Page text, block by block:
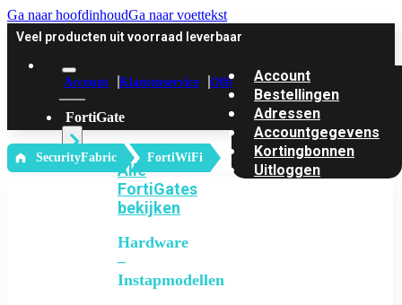
Ga naar hoofdinhoudGa naar voettekst
Veel producten uit voorraad leverbaar
Account Klantenservice Offerte
FortiGate
Alle
FortiGates
bekijken
Hardware
–
Instapmodellen
Account
Bestellingen
Adressen
Accountgegevens
Kortingbonnen
Uitloggen
‎ SecurityFabric FortiWiFi